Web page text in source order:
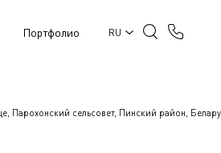
Портфолио RU
Парохонский сельсовет, Пинский район,